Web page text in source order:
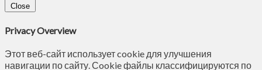
Close
Privacy Overview
Этот веб-сайт использует cookie для улучшения
навигации по сайту. Сookie файлы классифицируются по